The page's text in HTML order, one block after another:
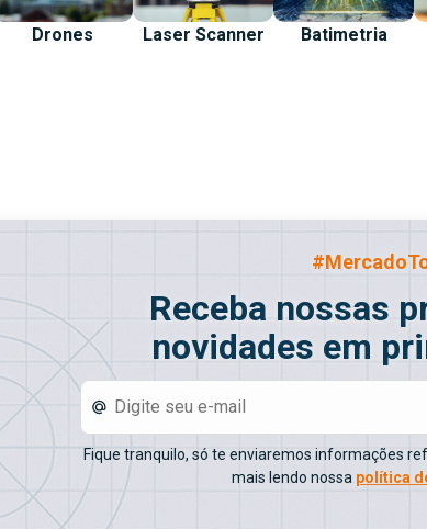
Drones Laser Scanner Batimetria
Receba nossas
novidades em
Fique tranquilo, só te enviaremos informações
mais lendo nossa política